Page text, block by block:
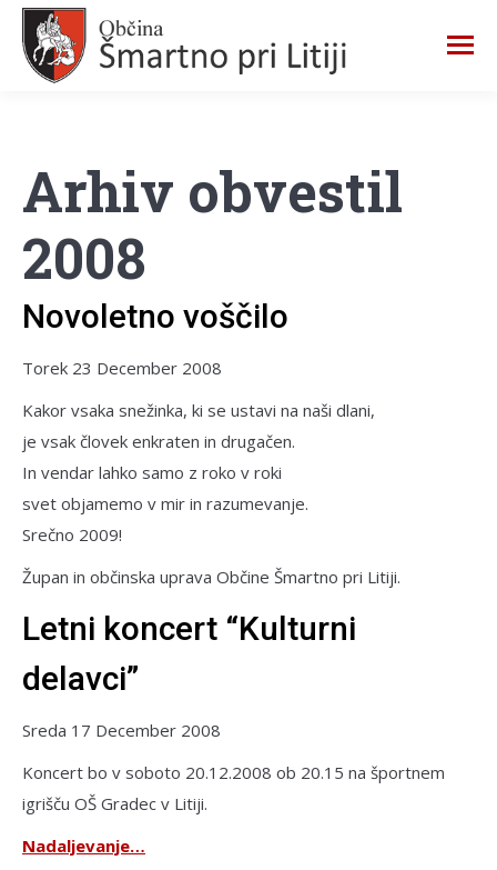
Arhiv obvestil
2008
Novoletno voščilo
Torek 23 December 2008
Kakor vsaka snežinka, ki se ustavi na naši dlani,
je vsak človek enkraten in drugačen.
In vendar lahko samo z roko v roki
svet objamemo v mir in razumevanje.
Srečno 2009!
Župan in občinska uprava Občine Šmartno pri Litiji.
Letni koncert “Kulturni
delavci”
Sreda 17 December 2008
Koncert bo v soboto 20.12.2008 ob 20.15 na športnem
igrišču OŠ Gradec v Litiji.
Nadaljevanje…